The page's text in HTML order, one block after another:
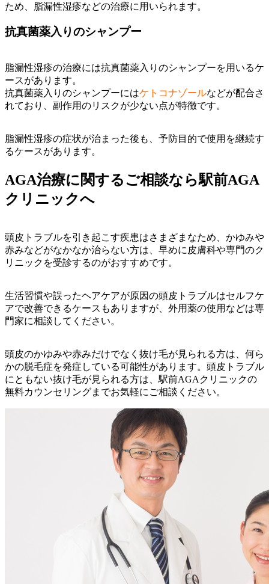
ため、脂漏性湿疹などの治療に用いられます。
抗真菌薬入りのシャンプー
脂漏性湿疹の治療には抗真菌薬入りのシャンプーを用いるケ
ースがあります。
抗真菌薬入りのシャンプーにはケトコナゾールなどが配合さ
れており、副作用のリスクが少ない点が特徴です。
脂漏性湿疹の症状が治まった後も、予防目的で使用を継続す
るケースがあります。
AGA治療に関するご相談なら駅前AGA
クリニックへ
頭皮トラブルを引き起こす疾患はさまざまなため、かゆみや
赤みなどがなかなか治らない方は、早めに皮膚科や専門のク
リニックを受診するのがおすすめです。
生活習慣や誤ったヘアケアが原因の頭皮トラブルはセルフケ
アで改善できるケースもありますが、外用薬の使用などは専
門家に相談してください。
頭皮のかゆみや赤みだけでなく抜け毛が見られる方は、何ら
かの脱毛症を発症している可能性があります。頭皮トラブル
にともない抜け毛が見られる方は、駅前AGAクリニックの
無料カウンセリングまでお気軽にご相談ください。